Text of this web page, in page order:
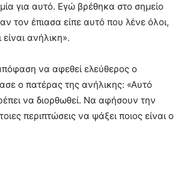
για αυτό. Εγώ βρέθηκα στο σημείο
τον έπιασα είπε αυτό που λένε όλοι,
είναι ανήλικη».
να αφεθεί ελεύθερος ο
ο πατέρας της ανήλικης: «Αυτό
να διορθωθεί. Να αφήσουν την
περιπτώσεις να ψάξει ποιος είναι ο